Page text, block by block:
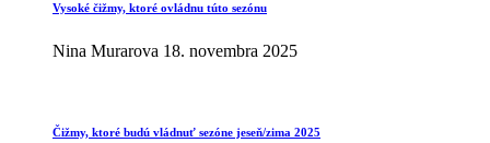
Vysoké čižmy, ktoré ovládnu túto sezónu
Nina Murarova 18. novembra 2025
Čižmy, ktoré budú vládnuť sezóne jeseň/zima 2025